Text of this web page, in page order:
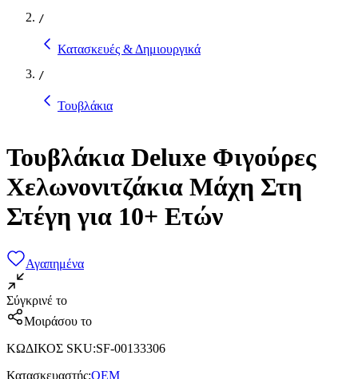
/
Κατασκευές & Δημιουργικά
/
Τουβλάκια
Τουβλάκια Deluxe Φιγούρες
Χελωνονιτζάκια Μάχη Στη
Στέγη για 10+ Ετών
Αγαπημένα
Σύγκρινέ το
Μοιράσου το
ΚΩΔΙΚΟΣ SKU:SF-00133306
Κατασκευαστής:OEM